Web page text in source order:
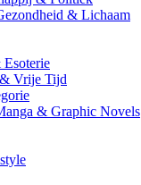
& Lichaam
Vrije Tijd
& Graphic Novels